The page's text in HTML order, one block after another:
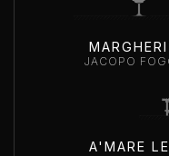
JACOPO
A'MARE